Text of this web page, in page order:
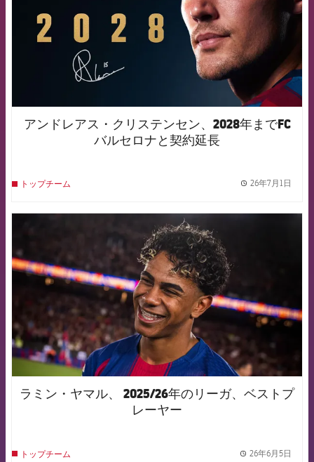
アンドレアス・クリステンセン、2028年までFC
バルセロナと契約延長
トップチーム 26年7月1日
FCB Barcelona badge
ラミン・ヤマル、 2025/26年のリーガ、ベストプ
レーヤー
トップチーム 26年6月5日